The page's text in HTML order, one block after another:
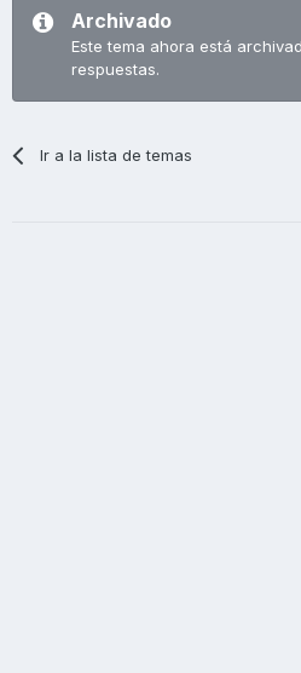
Archivado
Este tema ahora está
respuestas.
Ir a la lista de temas